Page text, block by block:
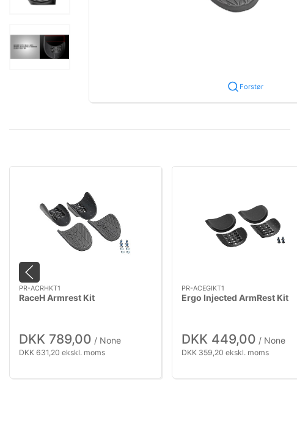
Forstør
PR-ACRHKT1
RaceH Armrest Kit
DKK 789,00 / None
DKK 631,20 ekskl. moms
PR-ACEGIKT1
Ergo Injected ArmRest Kit
DKK 449,00 / None
DKK 359,20 ekskl. moms